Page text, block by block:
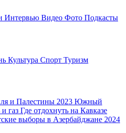
Интервью Видео Фото Подкасты
Культура Спорт Туризм
и Палестины 2023 Южный
газ Где отдохнуть на Кавказе
выборы в Азербайджане 2024